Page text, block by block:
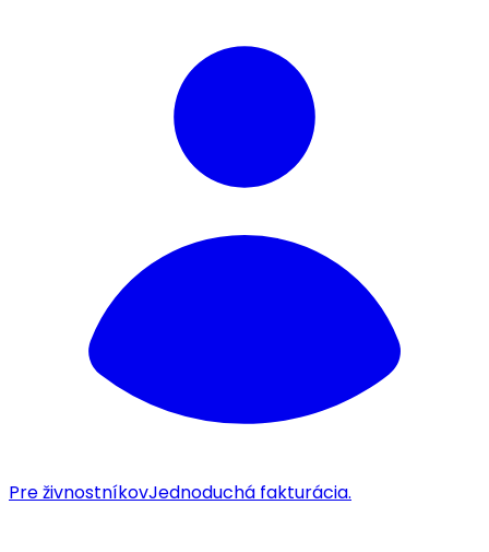
Pre živnostníkovJednoduchá fakturácia.